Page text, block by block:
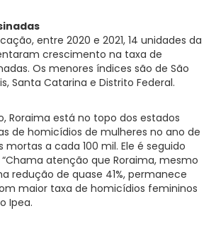
entre 2020 e 2021, 14 unidades da
crescimento na taxa de
Os menores índices são de São
Santa Catarina e Distrito Federal.
Roraima está no topo dos estados
de homicídios de mulheres no ano de
mortas a cada 100 mil. Ele é seguido
atenção que Roraima, mesmo
redução de quase 41%, permanece
maior taxa de homicídios femininos
Ipea.